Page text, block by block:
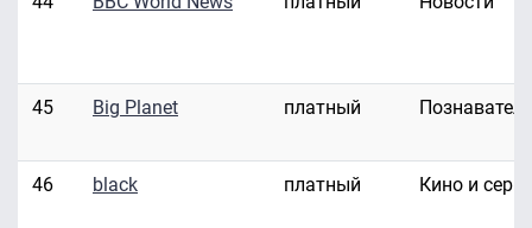
45 Big Planet платный
46 black платный Кино и